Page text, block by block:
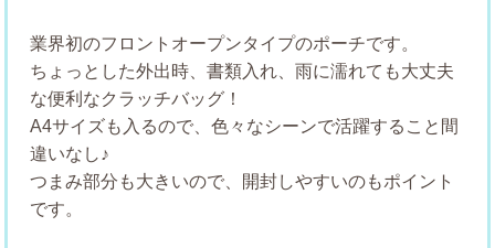
業界初のフロントオープンタイプのポーチです。
ちょっとした外出時、書類入れ、雨に濡れても大丈夫
な便利なクラッチバッグ！
A4サイズも入るので、色々なシーンで活躍すること間
違いなし♪
つまみ部分も大きいので、開封しやすいのもポイント
です。